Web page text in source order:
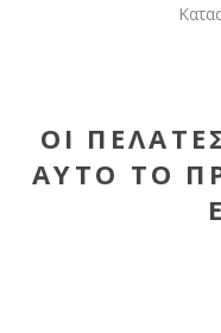
ΟΙ
ΑΥΤΌ ΤΟ